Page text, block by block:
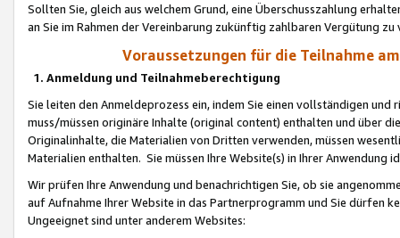
Sollten Sie, gleich aus welchem Grund, eine Überschusszahlung
an Sie im Rahmen der Vereinbarung zukünftig zahlbaren Vergütung zu
Voraussetzungen für die Teilnahme
1. Anmeldung und Teilnahmeberechtigung
Sie leiten den Anmeldeprozess ein, indem Sie einen vollständigen
muss/müssen originäre Inhalte (original content) enthalten und über
Originalinhalte, die Materialien von Dritten verwenden, müssen
Materialien enthalten. Sie müssen Ihre Website(s) in Ihrer Anwendung
Wir prüfen Ihre Anwendung und benachrichtigen Sie, ob sie
auf Aufnahme Ihrer Website in das Partnerprogramm und Sie dürfen
Ungeeignet sind unter anderem Websites: